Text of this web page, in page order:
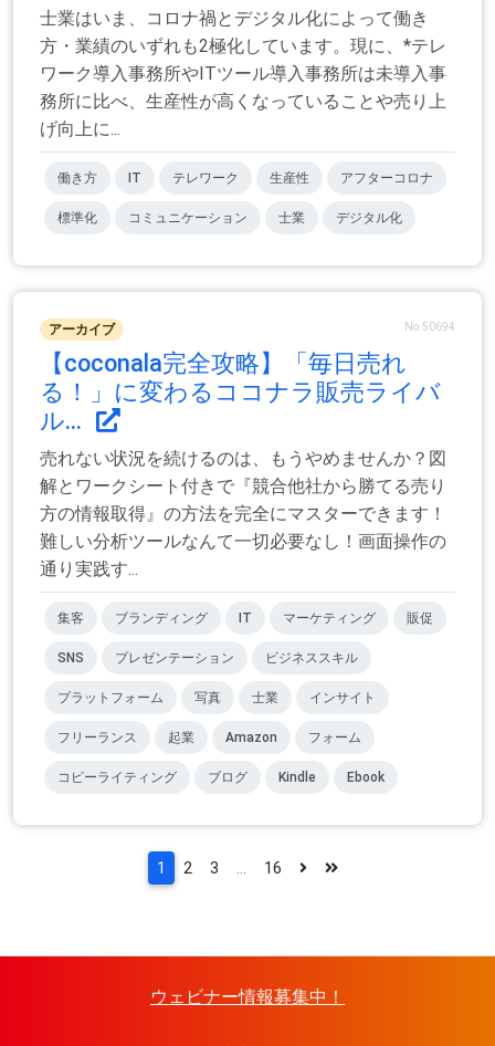
士業はいま、コロナ禍とデジタル化によって働き
方・業績のいずれも2極化しています。現に、*テレ
ワーク導入事務所やITツール導入事務所は未導入事
務所に比べ、生産性が高くなっていることや売り上
げ向上に...
働き方 IT テレワーク 生産性 アフターコロナ
標準化 コミュニケーション 士業 デジタル化
アーカイブ No.50694
【coconala完全攻略】「毎日売れ
る！」に変わるココナラ販売ライバ
ル...
売れない状況を続けるのは、もうやめませんか？図
解とワークシート付きで『競合他社から勝てる売り
方の情報取得』の方法を完全にマスターできます！
難しい分析ツールなんて一切必要なし！画面操作の
通り実践す...
集客 ブランディング IT マーケティング 販促
SNS プレゼンテーション ビジネススキル
プラットフォーム 写真 士業 インサイト
フリーランス 起業 Amazon フォーム
コピーライティング ブログ Kindle Ebook
1 2 3 16
ウェビナー情報募集中！